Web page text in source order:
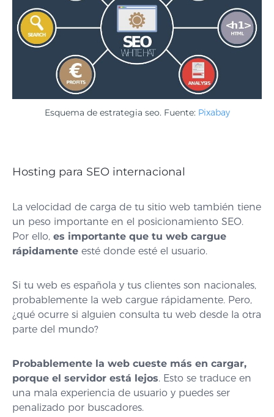
Esquema de estrategia seo. Fuente: Pixabay
Hosting para SEO internacional
La velocidad de carga de tu sitio web también tiene
un peso importante en el posicionamiento SEO.
Por ello, es importante que tu web cargue
rápidamente esté donde esté el usuario.
Si tu web es española y tus clientes son nacionales,
probablemente la web cargue rápidamente. Pero,
¿qué ocurre si alguien consulta tu web desde la otra
parte del mundo?
Probablemente la web cueste más en cargar,
porque el servidor está lejos. Esto se traduce en
una mala experiencia de usuario y puedes ser
penalizado por buscadores.